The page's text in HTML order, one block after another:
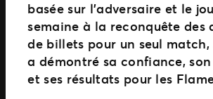
basée sur l’adversaire et le
semaine à la reconquête des
de billets pour un seul
a démontré sa confiance,
et ses résultats pour les